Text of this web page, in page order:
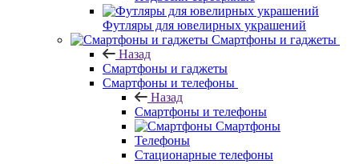
Футляры для ювелирных украшений
Смартфоны и гаджеты
Назад
Смартфоны и гаджеты
Смартфоны и телефоны
Назад
Смартфоны и телефоны
Смартфоны
Телефоны
Стационарные телефоны